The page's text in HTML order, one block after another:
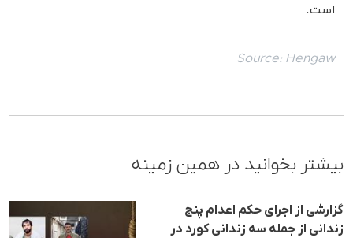
است.
Source: Hengaw
بیشتر بخوانید در همین زمینه
گزارشی از اجرای حکم اعدام پنج
زندانی از جملە سە زندانی کورد در